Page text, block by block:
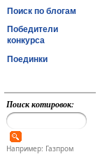
Поиск по блогам
Победители
конкурса
Поединки
Поиск котировок:
Например: Газпром